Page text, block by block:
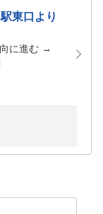
東口より
に進む →